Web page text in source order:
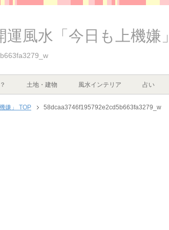
風水「今日も上機嫌」
土地・建物 風水インテリア 占い
嫌」 TOP 58dcaa3746f195792e2cd5b663fa3279_w